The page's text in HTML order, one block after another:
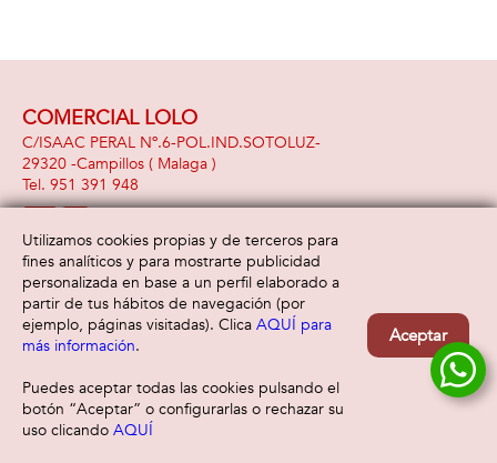
Filtrar
COMERCIAL LOLO
C/ISAAC PERAL Nº.6-POL.IND.SOTOLUZ-
29320 -Campillos ( Malaga )
951 391 948
Información
Aviso legal
Política de privacidad
Política de cookies
Atención al cliente
Envío y devolución
Utilizamos cookies propias y de terceros para
fines analíticos y para mostrarte publicidad
personalizada en base a un perfil elaborado a
partir de tus hábitos de navegación (por
ejemplo, páginas visitadas). Clica AQUÍ para
más información.
Puedes aceptar todas las cookies pulsando el
botón “Aceptar” o configurarlas o rechazar su
uso clicando AQUÍ
Aceptar